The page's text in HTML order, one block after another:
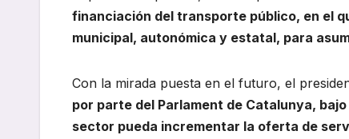
financiación del transporte público, en el
municipal, autonómica y estatal, para
Con la mirada puesta en el futuro, el
por parte del Parlament de Catalunya,
sector pueda incrementar la oferta de